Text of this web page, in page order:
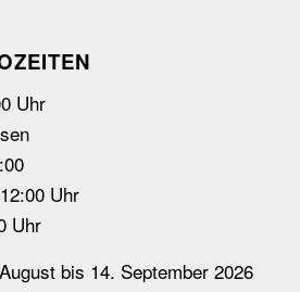
Uhr
Uhr
Uhr
bis 14. September 2026